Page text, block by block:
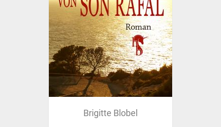
Brigitte Blobel